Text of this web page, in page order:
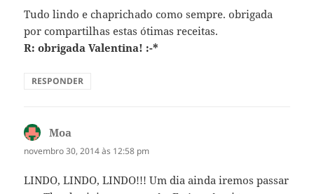
Tudo lindo e chaprichado como sempre. obrigada
por compartilhas estas ótimas receitas.
R: obrigada Valentina! :-*
RESPONDER
Moa
novembro 30, 2014 às 12:58 pm
LINDO, LINDO, LINDO!!! Um dia ainda iremos passar